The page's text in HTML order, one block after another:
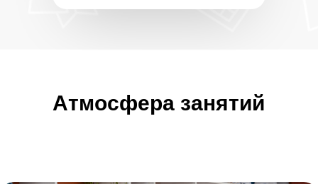
Атмосфера занятий